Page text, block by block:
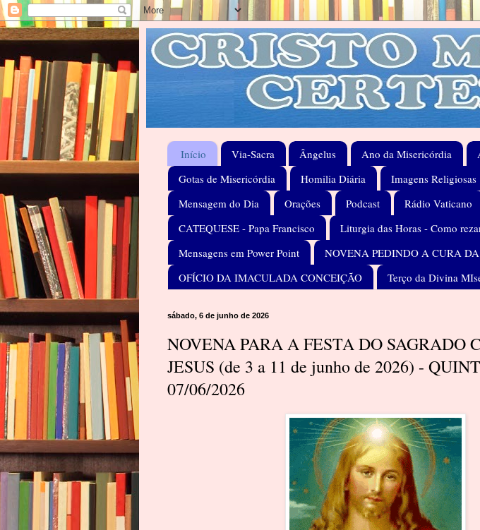
Início Via-Sacra Ângelus Ano da Misericórdia
Gotas de Misericórdia
Homilia Diária Imagens Religiosas
Mensagem do Dia
Orações Podcast Rádio Vaticano
CATEQUESE - Papa Francisco
Liturgia das Horas - Como
Mensagens em Power Point
NOVENA PEDINDO A CURA DA
OFÍCIO DA IMACULADA CONCEIÇÃO
Terço da Divina
sábado, 6 de junho de 2026
NOVENA PARA A FESTA DO SAGRADO
JESUS (de 3 a 11 de junho de 2026) -
07/06/2026